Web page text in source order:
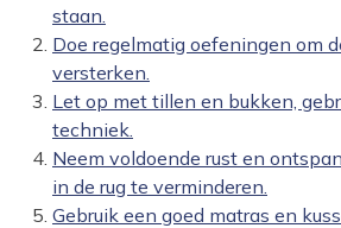
staan.
Doe regelmatig oefeningen om
versterken.
Let op met tillen en bukken,
techniek.
Neem voldoende rust en
in de rug te verminderen.
Gebruik een goed matras en